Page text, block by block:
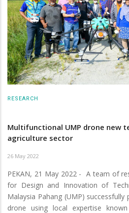
RESEARCH
Multifunctional UMP drone new
agriculture sector
26 May 2022
PEKAN, 21 May 2022 - A team of
for Design and Innovation of
Malaysia Pahang (UMP)
drone using local expertise